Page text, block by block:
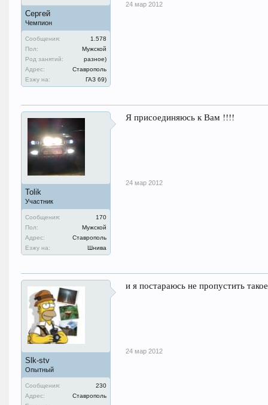
Сергей
Чемпион
Сообщения:
1.578
Пол:
Мужской
Род занятий:
разное)
Адрес:
Ставрополь
Езжу на:
ГАЗ 69)
24 мар 2012
Tolik
Участник
Сообщения:
170
Пол:
Мужской
Адрес:
Ставрополь
Езжу на:
Шнива
Я присоединяюсь к Вам !!!!
24 мар 2012
Slk-stv
Опытный
Сообщения:
230
Адрес:
Ставрополь
и я постараюсь не пропустить
24 мар 2012